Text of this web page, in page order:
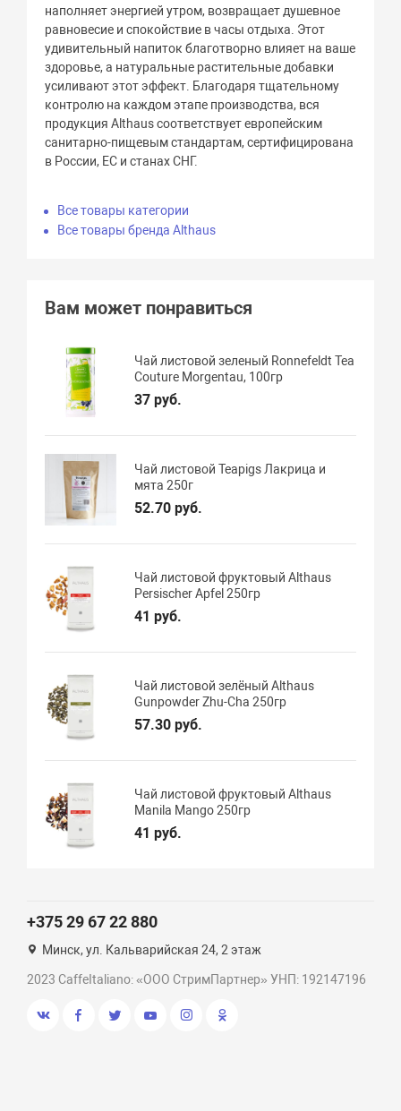
наполняет энергией утром, возвращает душевное
равновесие и спокойствие в часы отдыха. Этот
удивительный напиток благотворно влияет на ваше
здоровье, а натуральные растительные добавки
усиливают этот эффект. Благодаря тщательному
контролю на каждом этапе производства, вся
продукция Althaus соответствует европейским
санитарно-пищевым стандартам, сертифицирована
в России, ЕС и станах СНГ.
Все товары категории
Все товары бренда Althaus
Вам может понравиться
Чай листовой зеленый Ronnefeldt Tea
Couture Morgentau, 100гр
37 руб.
Чай листовой Teapigs Лакрица и
мята 250г
52.70 руб.
Чай листовой фруктовый Althaus
Persischer Apfel 250гр
41 руб.
Чай листовой зелёный Althaus
Gunpowder Zhu-Cha 250гр
57.30 руб.
Чай листовой фруктовый Althaus
Manila Mango 250гр
41 руб.
+375 29 67 22 880
Минск, ул. Кальварийская 24, 2 этаж
2023 CaffeItaliano: «ООО СтримПартнер» УНП: 192147196